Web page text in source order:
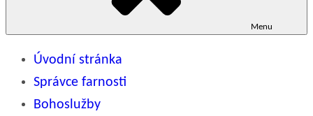
Menu
Úvodní stránka
Správce farnosti
Bohoslužby